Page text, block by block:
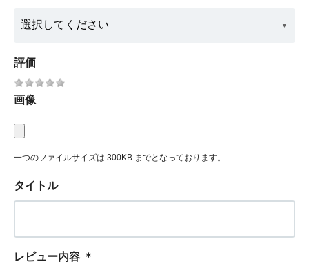
評価
画像
一つのファイルサイズは 300KB までとなっております。
タイトル
レビュー内容 ＊